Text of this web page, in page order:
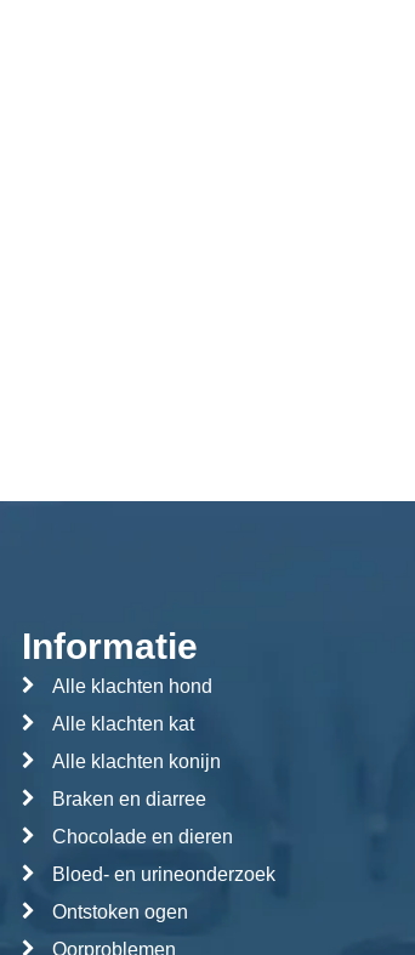
Informatie
Alle klachten hond
Alle klachten kat
Alle klachten konijn
Braken en diarree
Chocolade en dieren
Bloed- en urineonderzoek
Ontstoken ogen
Oorproblemen